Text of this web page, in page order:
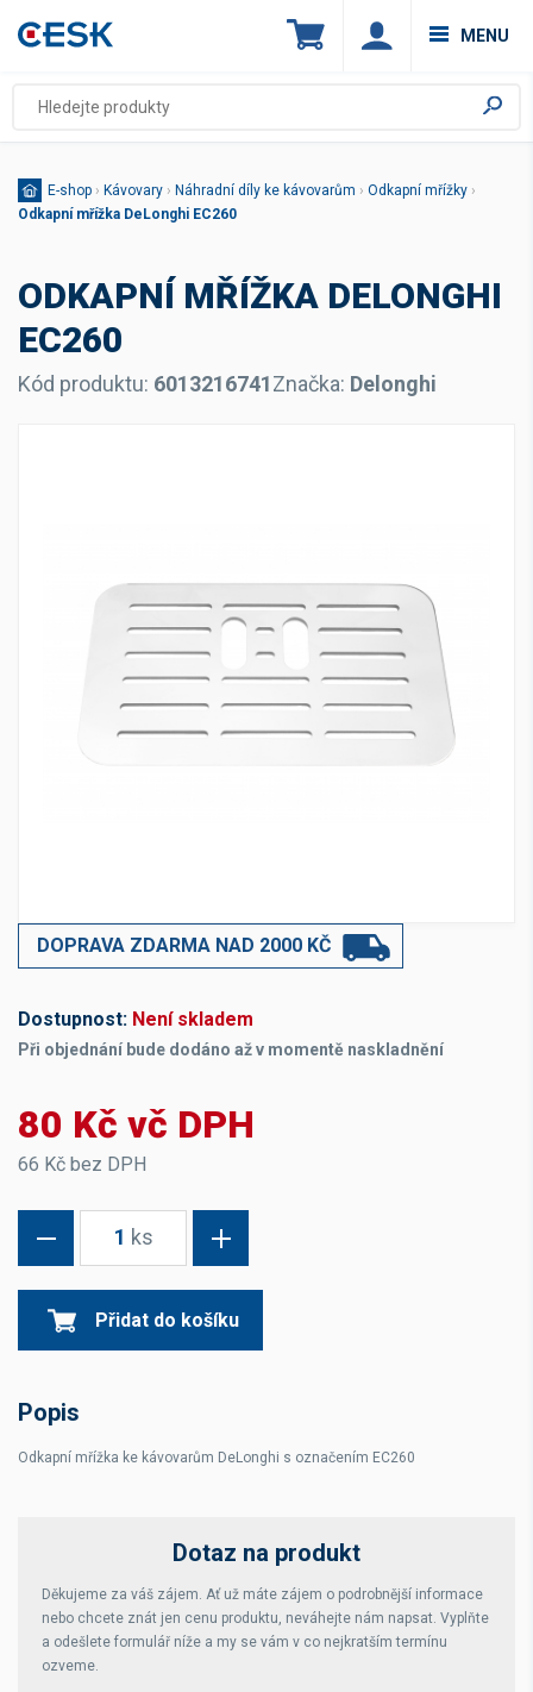
MENU
E-shop › Kávovary › Náhradní díly ke kávovarům › Odkapní mřížky ›
Odkapní mřížka DeLonghi EC260
ODKAPNÍ MŘÍŽKA DELONGHI
EC260
Kód produktu: 6013216741Značka: Delonghi
DOPRAVA ZDARMA NAD 2000 KČ
Dostupnost: Není skladem
Při objednání bude dodáno až v momentě naskladnění
80 Kč vč DPH
66 Kč bez DPH
1 ks
Přidat do košíku
Popis
Odkapní mřížka ke kávovarům DeLonghi s označením EC260
Dotaz na produkt
Děkujeme za váš zájem. Ať už máte zájem o podrobnější informace
nebo chcete znát jen cenu produktu, neváhejte nám napsat. Vyplňte
a odešlete formulář níže a my se vám v co nejkratším termínu
ozveme.